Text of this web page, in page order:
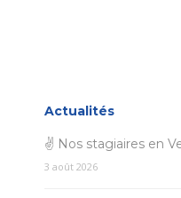
Actualités
✌ Nos stagiaires en
3 août 2026